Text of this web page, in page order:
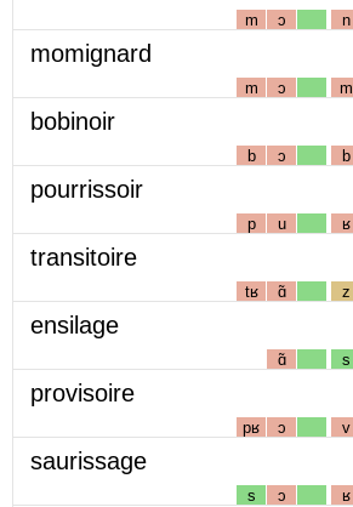
m ɔ n
momignard
m ɔ m
bobinoir
b ɔ b
pourrissoir
p u ʁ
transitoire
tʁ ɑ̃ z
ensilage
ɑ̃ s
provisoire
pʁ ɔ v
saurissage
s ɔ ʁ